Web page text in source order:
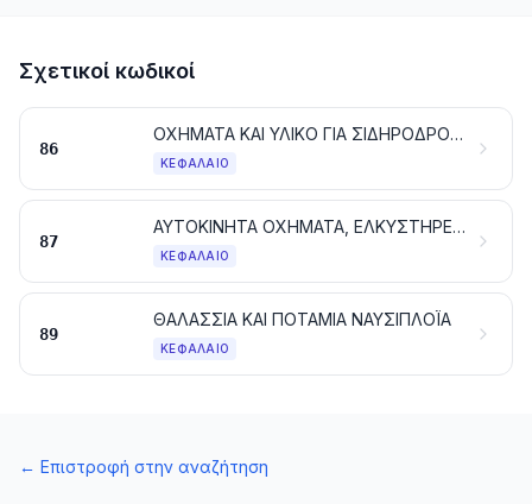
Σχετικοί κωδικοί
86
ΟΧΗΜΑΤΑ ΚΑΙ ΥΛΙΚΟ ΓΙΑ ΣΙΔΗΡΟΔΡΟΜΙΚΕΣ Ή ΠΑΡΟΜΟΙΕΣ ΓΡΑΜΜΕΣ ΚΑΙ ΤΑ ΜΕΡΗ ΤΟΥΣ. ΜΗΧΑΝΙΚΕΣ ΣΥΣΚΕΥΕΣ (ΣΤΙΣ ΟΠΟΙΕΣ ΠΕΡΙΛΑΜΒΑΝΟΝΤΑΙ ΚΑΙ ΟΙ ΗΛΕΚΤΡΟΜΗΧΑΝΙΚΕΣ) ΣΗΜΑΤΟΔΟΤΗΣΗΣ ΓΙΑ ΤΙΣ ΓΡΑΜΜΕΣ ΣΥΓΚΟΙΝΩΝΙΩΝ
ΚΕΦΆΛΑΙΟ
87
ΑΥΤΟΚΙΝΗΤΑ ΟΧΗΜΑΤΑ, ΕΛΚΥΣΤΗΡΕΣ, ΠΟΔΗΛΑΤΑ ΚΑΙ ΑΛΛΑ ΟΧΗΜΑΤΑ ΓΙΑ ΧΕΡΣΑΙΕΣ ΜΕΤΑΦΟΡΕΣ, ΤΑ ΜΕΡΗ ΚΑΙ ΕΞΑΡΤΗΜΑΤΑ ΤΟΥΣ
ΚΕΦΆΛΑΙΟ
89
ΘΑΛΑΣΣΙΑ ΚΑΙ ΠΟΤΑΜΙΑ ΝΑΥΣΙΠΛΟΪΑ
ΚΕΦΆΛΑΙΟ
← Επιστροφή στην αναζήτηση